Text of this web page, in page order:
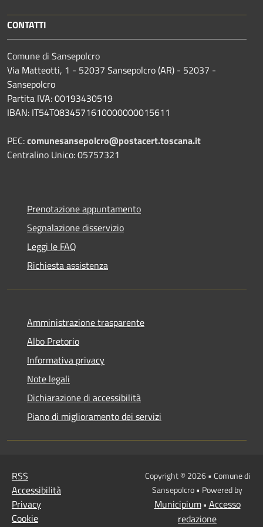
CONTATTI
Comune di Sansepolcro
Via Matteotti, 1 - 52037 Sansepolcro (AR) - 52037 -
Sansepolcro
Partita IVA: 00193430519
IBAN: IT54T0834571610000000015611
PEC:comunesansepolcro@postacert.toscana.it
Centralino Unico: 05757321
Prenotazione appuntamento
Segnalazione disservizio
Leggi le FAQ
Richiesta assistenza
Amministrazione trasparente
Albo Pretorio
Informativa privacy
Note legali
Dichiarazione di accessibilità
Piano di miglioramento dei servizi
RSS
Accessibilità
Privacy
Cookie
Copyright © 2026 • Comune di
Sansepolcro • Powered by
Municipium• Accesso
redazione